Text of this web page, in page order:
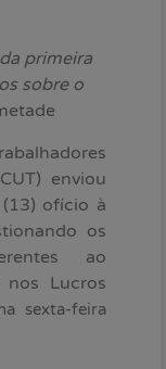
primeira
sobre o
enviou
ofício à
os
ao
nos Lucros
sexta-feira